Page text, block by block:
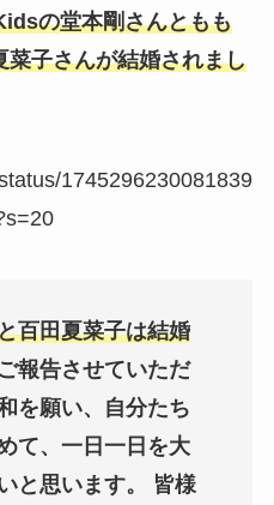
の堂本剛さんともも
菜子さんが結婚されまし
1745296230081839
百田夏菜子は結婚
報告させていただ
を願い、自分たち
て、一日一日を大
と思います。 皆様